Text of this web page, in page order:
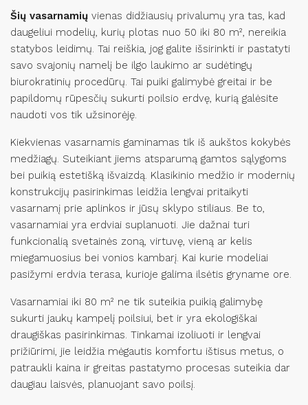
Šių vasarnamių vienas didžiausių privalumų yra tas, kad
daugeliui modelių, kurių plotas nuo 50 iki 80 m², nereikia
statybos leidimų. Tai reiškia, jog galite išsirinkti ir pastatyti
savo svajonių namelį be ilgo laukimo ar sudėtingų
biurokratinių procedūrų. Tai puiki galimybė greitai ir be
papildomų rūpesčių sukurti poilsio erdvę, kurią galėsite
naudoti vos tik užsinorėję.
Kiekvienas vasarnamis gaminamas tik iš aukštos kokybės
medžiagų. Suteikiant jiems atsparumą gamtos sąlygoms
bei puikią estetišką išvaizdą. Klasikinio medžio ir modernių
konstrukcijų pasirinkimas leidžia lengvai pritaikyti
vasarnamį prie aplinkos ir jūsų sklypo stiliaus. Be to,
vasarnamiai yra erdviai suplanuoti. Jie dažnai turi
funkcionalią svetainės zoną, virtuvę, vieną ar kelis
miegamuosius bei vonios kambarį. Kai kurie modeliai
pasižymi erdvia terasa, kurioje galima ilsėtis gryname ore.
Vasarnamiai iki 80 m² ne tik suteikia puikią galimybę
sukurti jaukų kampelį poilsiui, bet ir yra ekologiškai
draugiškas pasirinkimas. Tinkamai izoliuoti ir lengvai
prižiūrimi, jie leidžia mėgautis komfortu ištisus metus, o
patraukli kaina ir greitas pastatymo procesas suteikia dar
daugiau laisvės, planuojant savo poilsį.